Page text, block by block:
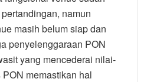
namun
masih belum siap dan
penyelenggaraan PON
yang mencederai nilai-
memastikan hal